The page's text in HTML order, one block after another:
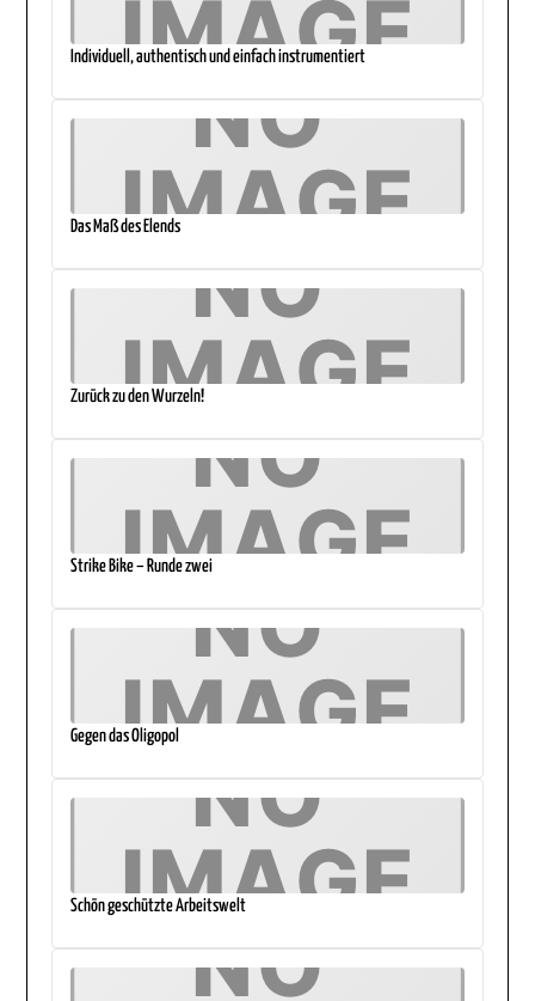
Individuell, authentisch und einfach instrumentiert
Das Maß des Elends
Zurück zu den Wurzeln!
Strike Bike – Runde zwei
Gegen das Oligopol
Schön geschützte Arbeitswelt